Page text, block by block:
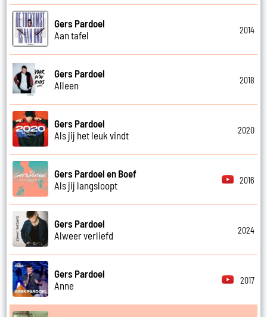
Gers Pardoel
Aan tafel
2014
Gers Pardoel
Alleen
2018
Gers Pardoel
Als jij het leuk vindt
2020
Gers Pardoel en Boef
Als jij langsloopt
2016
Gers Pardoel
Alweer verliefd
2024
Gers Pardoel
Anne
2017